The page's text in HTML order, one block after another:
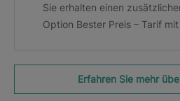
Sie erhalten einen
Option Bester Preis – Tarif
Erfahren Sie mehr